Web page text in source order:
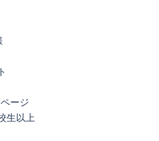
ージ
生以上